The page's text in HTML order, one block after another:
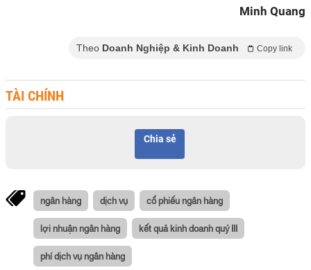
Minh Quang
Theo Doanh Nghiệp & Kinh Doanh Copy link
TÀI CHÍNH
Chia sẻ
ngân hàng dịch vụ cổ phiếu ngân hàng
lợi nhuận ngân hàng kết quả kinh doanh quý III
phí dịch vụ ngân hàng